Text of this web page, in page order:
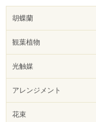
胡蝶蘭
観葉植物
光触媒
アレンジメント
花束